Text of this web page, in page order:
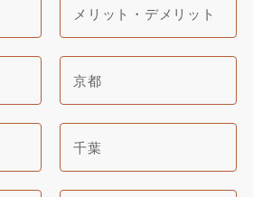
メリット・デメリット
京都
千葉